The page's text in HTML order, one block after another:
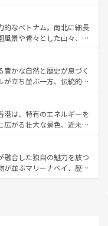
、バラエティ豊かな料理
台湾情報は コンテンツ一覧を参
の自然美を楽しむことが
、絶品のストリートフード
っている。夜には、韓国な
彩な魅力を心ゆくまで味
なお、新着の韓国情報はコンテンツ一
的なベトナム。南北に細長
風景や青々とした山々、世
ハノイの古い町並みやホ
建物も、独特の雰囲気を
ティの豊かさとおいしさで
ナムコーヒーなどは、ぜ
を訪れてもあたたかい人々
きっと忘れられない旅にな
かな自然と歴史が息づく
が立ち並ぶ一方、伝統的な
チェンマイなどの山岳地
プーケットやクラビの美し
むことができる。タイ料理
の季節にも異なる楽しみ
イの人々、仏教を中心とし
が、訪れる旅人を魅了し続
港は、特有のエネルギーを
広がる壮大な景色、近未来
。観光スポットが密集し
れるのも魅力。息をのむよ
、香港を存分に楽しみ尽く
融合した独自の魅力を放つ
が並ぶマリーナベイ、歴史